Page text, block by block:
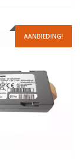
AANBIEDING!